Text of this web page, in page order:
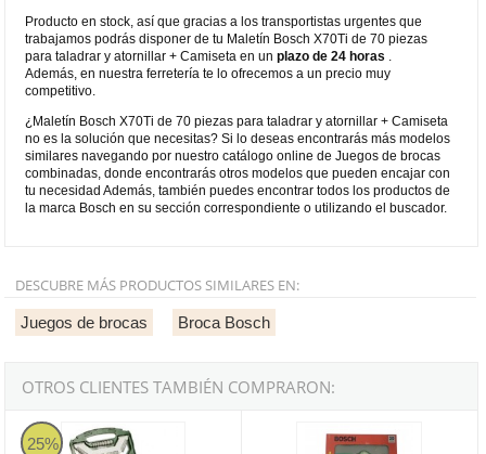
Producto en stock, así que gracias a los transportistas urgentes que
trabajamos podrás disponer de tu Maletín Bosch X70Ti de 70 piezas
para taladrar y atornillar + Camiseta en unplazo de 24 horas
Además, en nuestra ferretería te lo ofrecemos a un precio muy
competitivo.
¿Maletín Bosch X70Ti de 70 piezas para taladrar y atornillar + Camiseta
no es la solución que necesitas? Si lo deseas encontrarás más modelos
similares navegando por nuestro catálogo online de Juegos de brocas
combinadas, donde encontrarás otros modelos que pueden encajar con
tu necesidad Además, también puedes encontrar todos los productos de
la marca Bosch en su sección correspondiente o utilizando el buscador.
DESCUBRE MÁS PRODUCTOS SIMILARES EN:
Juegos de brocas Broca Bosch
OTROS CLIENTES TAMBIÉN COMPRARON:
25%
Maletín Bosch X103Ti de 103 piezas para taladrar y atornillar